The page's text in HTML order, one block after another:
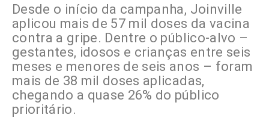
Desde o início da campanha, Joinville
aplicou mais de 57 mil doses da vacina
contra a gripe. Dentre o público-alvo –
gestantes, idosos e crianças entre seis
meses e menores de seis anos – foram
mais de 38 mil doses aplicadas,
chegando a quase 26% do público
prioritário.